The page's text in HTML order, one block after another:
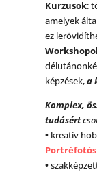
Kurzusok:
amelyek
ez
képzések,a
Komplex,
tudásért
• kreatív
Portréfotós
•